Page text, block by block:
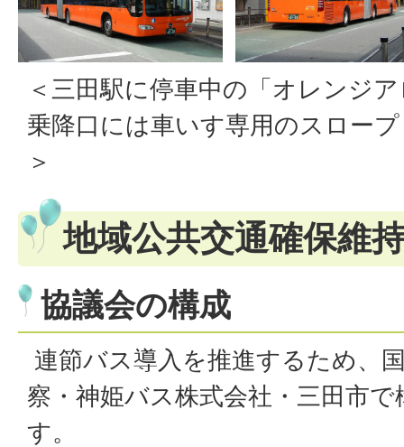
＜三田駅に停車中の「オレンジ
乗降口には車いす専用のスロー
＞
地域公共交通確保維
協議会の構成
連節バス導入を推進するため、
察・神姫バス株式会社・三田市
す。